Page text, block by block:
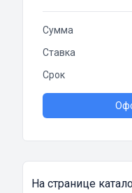
Сумма
Ставка
Срок
На странице